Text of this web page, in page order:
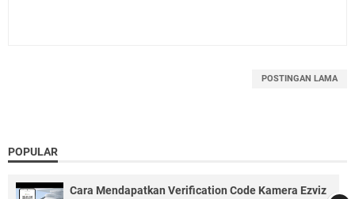
POSTINGAN LAMA
POPULAR
Cara Mendapatkan Verification Code Kamera Ezviz